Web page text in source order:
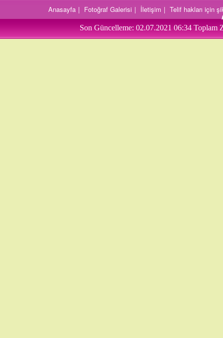
Anasayfa | Fotoğraf Galerisi | İletişim | Telif hakları için
Son Güncelleme: 02.07.2021 06:34 Toplam